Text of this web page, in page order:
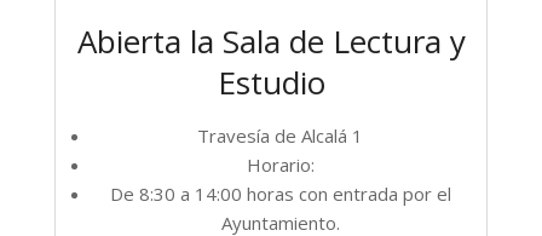
Abierta la Sala de Lectura y
Estudio
Travesía de Alcalá 1
Horario:
De 8:30 a 14:00 horas con entrada por el
Ayuntamiento.